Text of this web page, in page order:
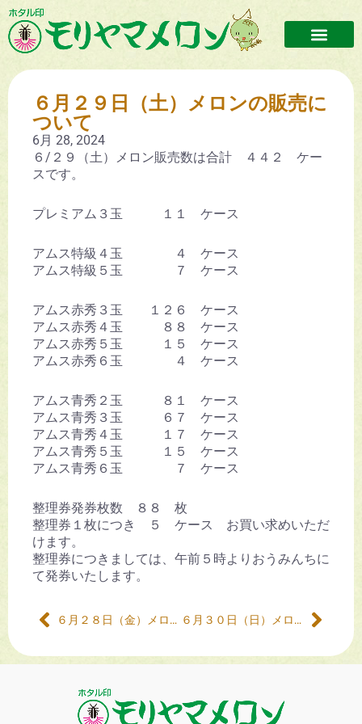
６月２９日（土）メロンの販売に
ついて
6月 28, 2024
６/２９（土）メロン販売数は合計 ４４２ ケー
スです。
プレミアム３玉 １１ ケース
アムス特級４玉 ４ ケース
アムス特級５玉 ７ ケース
アムス赤秀３玉 １２６ ケース
アムス赤秀４玉 ８８ ケース
アムス赤秀５玉 １５ ケース
アムス赤秀６玉 ４ ケース
アムス青秀２玉 ８１ ケース
アムス青秀３玉 ６７ ケース
アムス青秀４玉 １７ ケース
アムス青秀５玉 １５ ケース
アムス青秀６玉 ７ ケース
整理券発券枚数 ８８ 枚
整理券１枚につき ５ ケース お買い求めいただ
けます。
整理券につきましては、午前５時よりおうみんちに
て発券いたします。
６月２８日（金）メロンの販売について ６月３０日（日）メロンの販売について